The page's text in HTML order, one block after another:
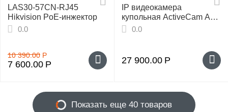
LAS30-57CN-RJ45
Hikvision PoE-инжектор
0.0
10 390.00 Р
7 600.00 Р
IP видеокамера
купольная ActiveCam AC-
D3163WDZIR5
0.0
27 900.00 Р
Показать еще 40 товаров